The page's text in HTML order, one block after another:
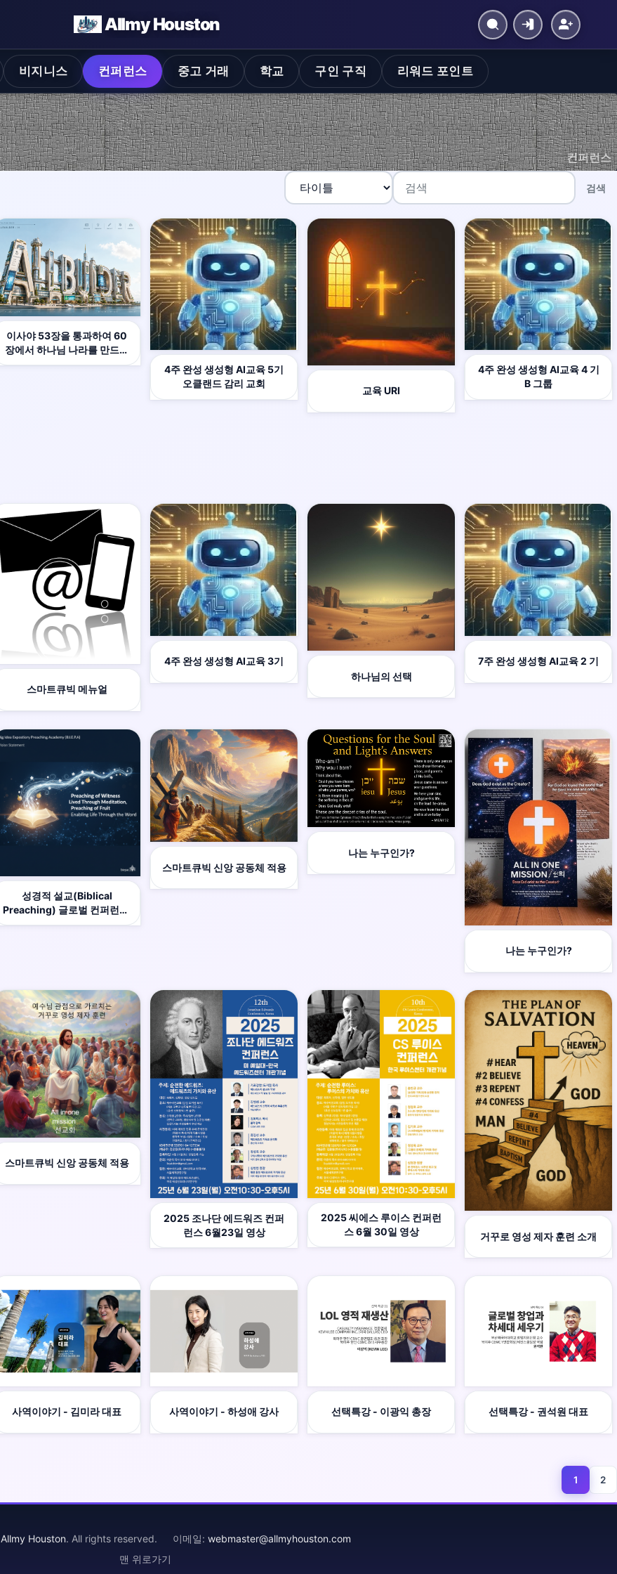
Allmy Houston
비지니스 컨퍼런스 중고 거래 학교 구인 구직 리워드 포인트
컨퍼런스
검색
이사야 53장을 통과하여 60
장에서 하나님 나라를 만드는
복음 방정식 0+1=1 멀티모달
4주 완성 생성형 AI교육 5기
오클랜드 감리 교회
교육 URI
4주 완성 생성형 AI교육 4 기
B 그룹
스마트큐빅 메뉴얼
4주 완성 생성형 AI교육 3기
하나님의 선택
7주 완성 생성형 AI교육 2 기
성경적 설교(Biblical
Preaching) 글로벌 컨퍼런스’
등록 방법
스마트큐빅 신앙 공동체 적용
나는 누구인가?
나는 누구인가?
스마트큐빅 신앙 공동체 적용
2025 조나단 에드워즈 컨퍼
런스 6월23일 영상
2025 씨에스 루이스 컨퍼런
스 6월 30일 영상
거꾸로 영성 제자 훈련 소개
사역이야기 - 김미라 대표 사역이야기 - 하성애 강사 선택특강 - 이광익 총장 선택특강 - 권석원 대표
1
(current)
2
Allmy Houston. All rights reserved. 이메일: webmaster@allmyhouston.com
맨 위로가기